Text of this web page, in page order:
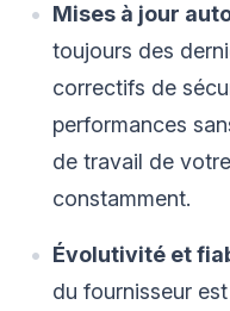
Mises à jour
toujours des
correctifs de
performances
de travail de
constamment.
Évolutivité et
du fournisseur